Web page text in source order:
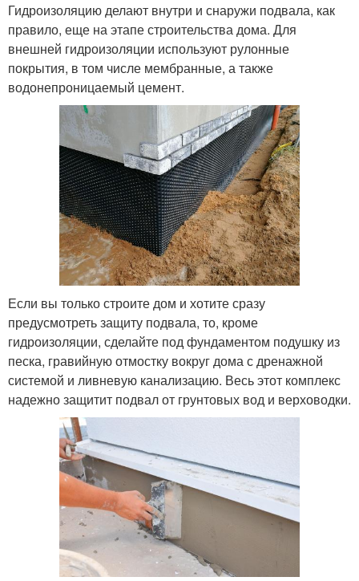
Гидроизоляцию делают внутри и снаружи подвала, как
правило, еще на этапе строительства дома. Для
внешней гидроизоляции используют рулонные
покрытия, в том числе мембранные, а также
водонепроницаемый цемент.
Если вы только строите дом и хотите сразу
предусмотреть защиту подвала, то, кроме
гидроизоляции, сделайте под фундаментом подушку из
песка, гравийную отмостку вокруг дома с дренажной
системой и ливневую канализацию. Весь этот комплекс
надежно защитит подвал от грунтовых вод и верховодки.